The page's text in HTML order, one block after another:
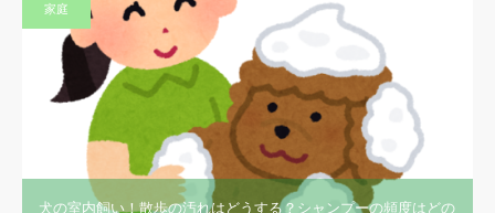
家庭
犬の室内飼い！散歩の汚れはどうする？シャンプーの頻度はどの